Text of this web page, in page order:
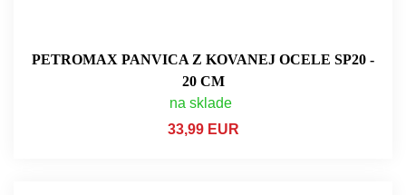
PETROMAX PANVICA Z KOVANEJ OCELE SP20 -
20 CM
na sklade
33,99 EUR